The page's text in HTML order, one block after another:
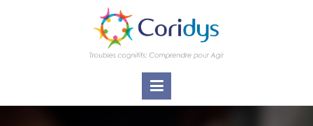
ASSOCIATION CORIDYS – Troubles
CORIDYS, association loi 1901, 4 pôles
d'actions Information Accompagnement
Innovation/E­xpertise Formations autour des